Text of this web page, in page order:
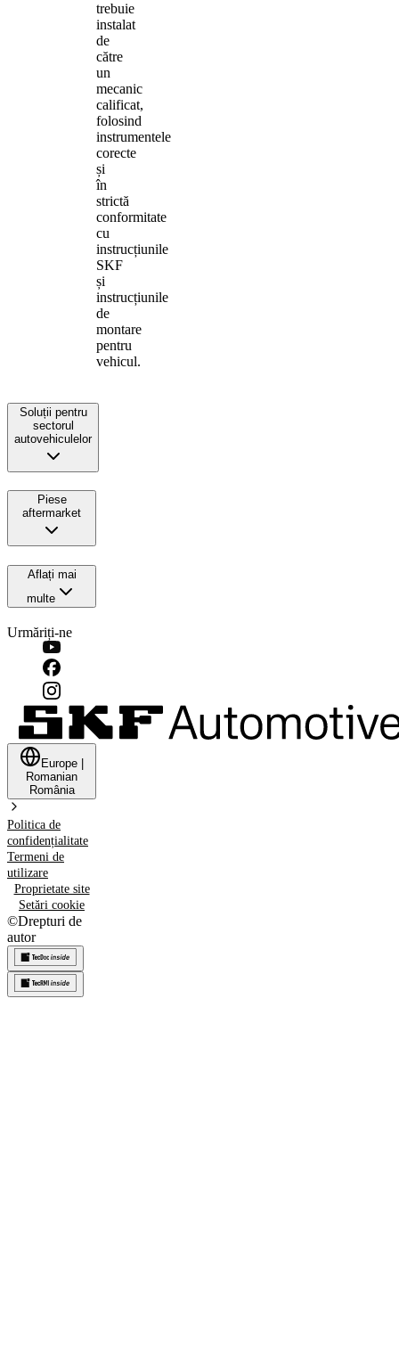
trebuie
instalat
de
către
un
mecanic
calificat,
folosind
instrumentele
corecte
și
în
strictă
conformitate
cu
instrucțiunile
SKF
și
instrucțiunile
de
montare
pentru
vehicul.
Soluții pentru
sectorul
autovehiculelor
Piese
aftermarket
Aflați mai
multe
Urmăriți-ne
Europe
Romanian
România
Politica de
confidențialitate
Termeni de
utilizare
Proprietate site
Setări cookie
©Drepturi de
autor